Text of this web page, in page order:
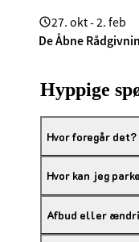
27. okt - 2. feb
De Åbne
Hyppige
Hvor foregår det?
Hvor kan jeg
Afbud eller